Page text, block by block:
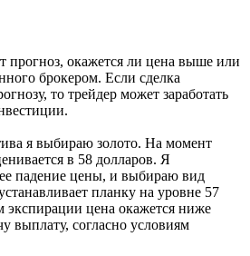
прогноз, окажется ли цена выше или
брокером. Если сделка
то трейдер может заработать
я выбираю золото. На момент
в 58 долларов. Я
падение цены, и выбираю вид
планку на уровне 57
экспирации цена окажется ниже
выплату, согласно условиям